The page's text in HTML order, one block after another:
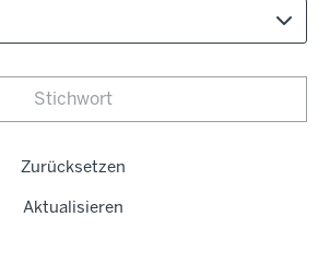
Zurücksetzen
Aktualisieren